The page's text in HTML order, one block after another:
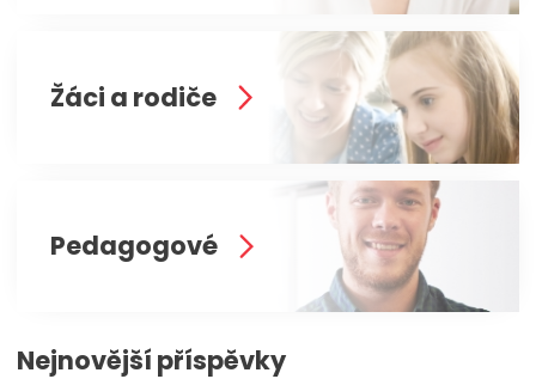
Žáci a rodiče
Pedagogové
Nejnovější příspěvky